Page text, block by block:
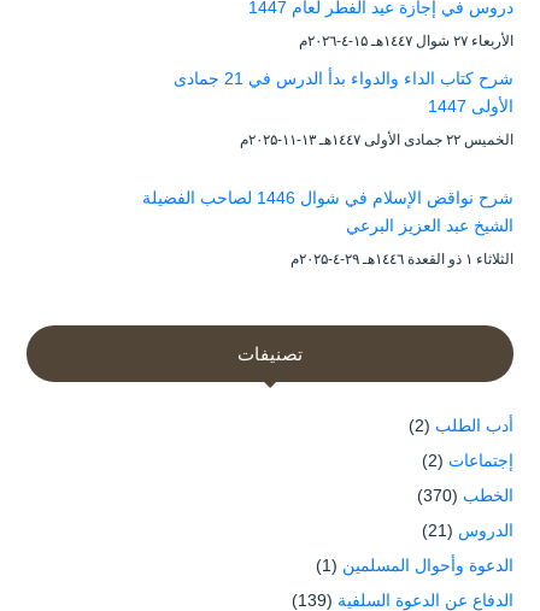
دروس في إجازة عيد الفطر لعام 1447
الأربعاء ۲۷ شوال ۱٤٤۷هـ ۱۵-٤-۲۰۲٦م
شرح كتاب الداء والدواء بدأ الدرس في 21 جمادى
الأولى 1447
الخميس ۲۲ جمادى الأولى ۱٤٤۷هـ ۱۳-۱۱-۲۰۲۵م
شرح نواقض الإسلام في شوال 1446 لصاحب الفضيلة
الشيخ عبد العزيز البرعي
الثلاثاء ۱ ذو القعدة ۱٤٤٦هـ ۲۹-٤-۲۰۲۵م
تصنيفات
أدب الطلب (2)
إجتماعات (2)
الخطب (370)
الدروس (21)
الدعوة وأحوال المسلمين (1)
الدفاع عن الدعوة السلفية (139)